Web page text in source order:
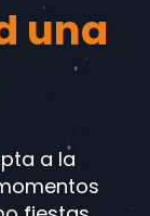
una
a la